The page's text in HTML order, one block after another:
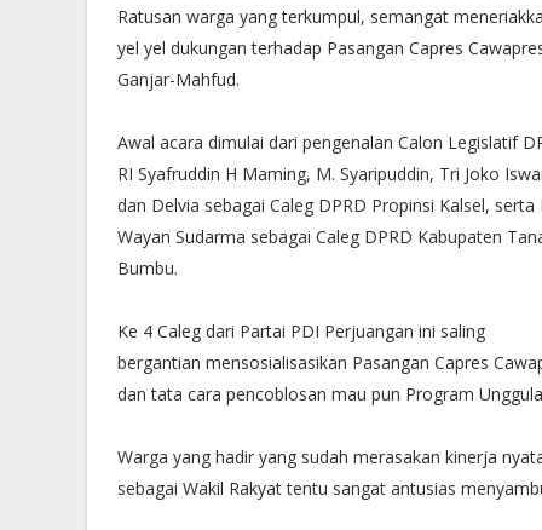
Ratusan warga yang terkumpul, semangat
yel yel dukungan terhadap Pasangan Capres
Ganjar-Mahfud.
Awal acara dimulai dari pengenalan Calon Legislatif
RI Syafruddin H Maming, M. Syaripuddin, Tri Joko
dan Delvia sebagai Caleg DPRD Propinsi Kalsel, serta I
Wayan Sudarma sebagai Caleg DPRD Kabupaten
Bumbu.
Ke 4 Caleg dari Partai PDI Perjuangan ini saling
bergantian mensosialisasikan Pasangan Capres
dan tata cara pencoblosan mau pun Program
Warga yang hadir yang sudah merasakan kinerja
sebagai Wakil Rakyat tentu sangat antusias